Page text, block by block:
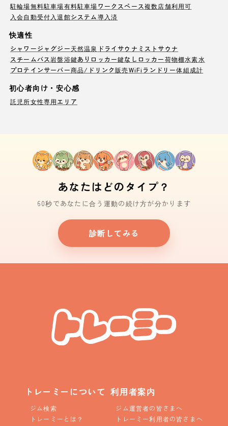
駐輪場無料駐車場有料駐車場ワークスペース複数店舗利用可
入会自動受付 入退館システム導入済
快適性
シャワージャグジー天然温泉 ドライサウナ ミストサウナ
スチームバス岩盤浴鍵ありロッカー鍵なしロッカー荷物棚水素水
プロテインサーバー商品/ドリンク販売WiFi ランドリー体組成計
初心者向け・安心感
託児所女性専用エリア
あなたはどのタイプ？
60秒であなたに合う運動の続け方が分かります
診断してみる
トレーミーについて
ジム検索
トレーミーとは？
利用者案内
ジム運営者の皆さまへ
トレーミー利用者の皆さまへ